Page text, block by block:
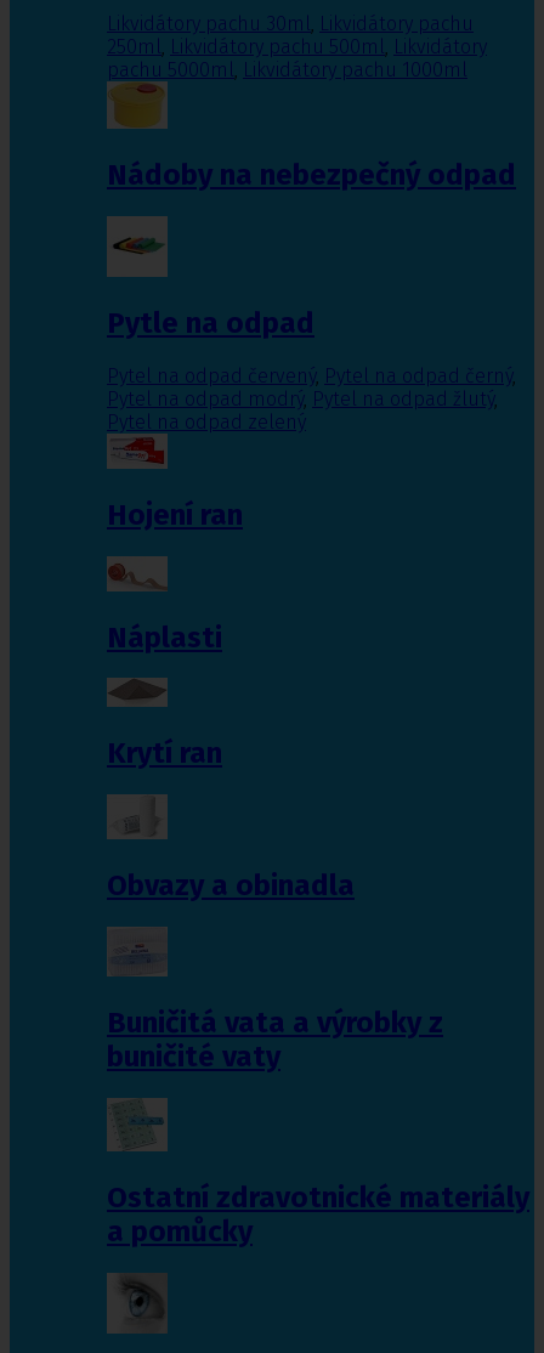
Likvidátory pachu 30ml, Likvidátory pachu
250ml, Likvidátory pachu 500ml, Likvidátory
pachu 5000ml, Likvidátory pachu 1000ml
Nádoby na nebezpečný odpad
Pytle na odpad
Pytel na odpad červený, Pytel na odpad černý,
Pytel na odpad modrý, Pytel na odpad žlutý,
Pytel na odpad zelený
Hojení ran
Náplasti
Krytí ran
Obvazy a obinadla
Buničitá vata a výrobky z
buničité vaty
Ostatní zdravotnické materiály
a pomůcky